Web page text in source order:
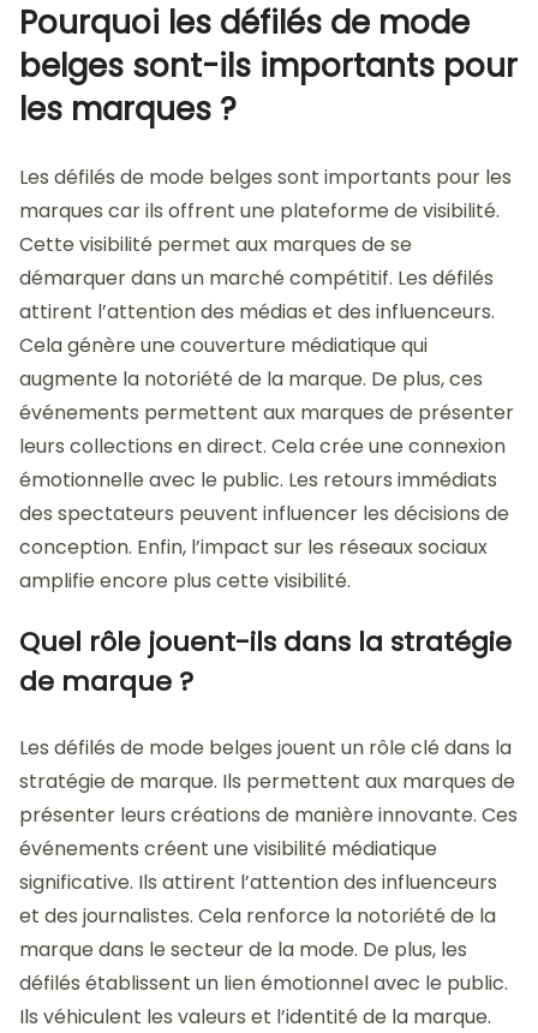
Pourquoi les défilés de mode
belges sont-ils importants pour
les marques ?
Les défilés de mode belges sont importants pour les
marques car ils offrent une plateforme de visibilité.
Cette visibilité permet aux marques de se
démarquer dans un marché compétitif. Les défilés
attirent l’attention des médias et des influenceurs.
Cela génère une couverture médiatique qui
augmente la notoriété de la marque. De plus, ces
événements permettent aux marques de présenter
leurs collections en direct. Cela crée une connexion
émotionnelle avec le public. Les retours immédiats
des spectateurs peuvent influencer les décisions de
conception. Enfin, l’impact sur les réseaux sociaux
amplifie encore plus cette visibilité.
Quel rôle jouent-ils dans la stratégie
de marque ?
Les défilés de mode belges jouent un rôle clé dans la
stratégie de marque. Ils permettent aux marques de
présenter leurs créations de manière innovante. Ces
événements créent une visibilité médiatique
significative. Ils attirent l’attention des influenceurs
et des journalistes. Cela renforce la notoriété de la
marque dans le secteur de la mode. De plus, les
défilés établissent un lien émotionnel avec le public.
Ils véhiculent les valeurs et l’identité de la marque.